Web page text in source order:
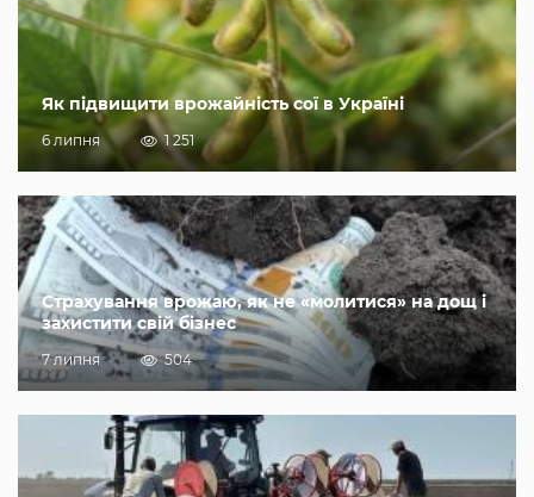
Як підвищити врожайність сої в Україні
6 липня 1 251
Страхування врожаю, як не «молитися» на дощ і
захистити свій бізнес
7 липня 504